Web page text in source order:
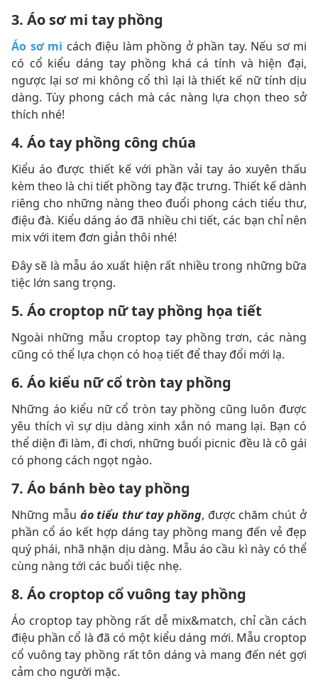
3. Áo sơ mi tay phồng
Áo sơ mi cách điệu làm phồng ở phần tay. Nếu sơ mi
có cổ kiểu dáng tay phồng khá cá tính và hiện đại,
ngược lại sơ mi không cổ thì lại là thiết kế nữ tính dịu
dàng. Tùy phong cách mà các nàng lựa chọn theo sở
thích nhé!
4. Áo tay phồng công chúa
Kiểu áo được thiết kế với phần vải tay áo xuyên thấu
kèm theo là chi tiết phồng tay đặc trưng. Thiết kế dành
riêng cho những nàng theo đuổi phong cách tiểu thư,
điệu đà. Kiểu dáng áo đã nhiều chi tiết, các bạn chỉ nên
mix với item đơn giản thôi nhé!
Đây sẽ là mẫu áo xuất hiện rất nhiều trong những bữa
tiệc lớn sang trọng.
5. Áo croptop nữ tay phồng họa tiết
Ngoài những mẫu croptop tay phồng trơn, các nàng
cũng có thể lựa chọn có hoạ tiết để thay đổi mới lạ.
6. Áo kiểu nữ cổ tròn tay phồng
Những áo kiểu nữ cổ tròn tay phồng cũng luôn được
yêu thích vì sự dịu dàng xinh xắn nó mang lại. Bạn có
thể diện đi làm, đi chơi, những buổi picnic đều là cô gái
có phong cách ngọt ngào.
7. Áo bánh bèo tay phồng
Những mẫu áo tiểu thư tay phồng, được chăm chút ở
phần cổ áo kết hợp dáng tay phồng mang đến vẻ đẹp
quý phái, nhã nhặn dịu dàng. Mẫu áo cầu kì này có thể
cùng nàng tới các buổi tiệc nhẹ.
8. Áo croptop cổ vuông tay phồng
Áo croptop tay phồng rất dễ mix&match, chỉ cần cách
điệu phần cổ là đã có một kiểu dáng mới. Mẫu croptop
cổ vuông tay phồng rất tôn dáng và mang đến nét gợi
cảm cho người mặc.